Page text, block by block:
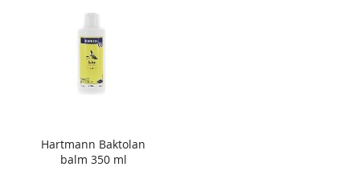
Hartmann Baktolan
balm 350 ml